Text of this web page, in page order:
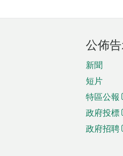
公佈
新聞
短片
特區公報
政府投標
政府招聘